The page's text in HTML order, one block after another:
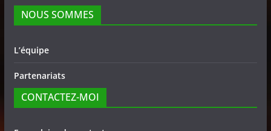
NOUS SOMMES
L’équipe
Partenariats
CONTACTEZ-MOI